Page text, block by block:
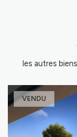
les autres
VENDU